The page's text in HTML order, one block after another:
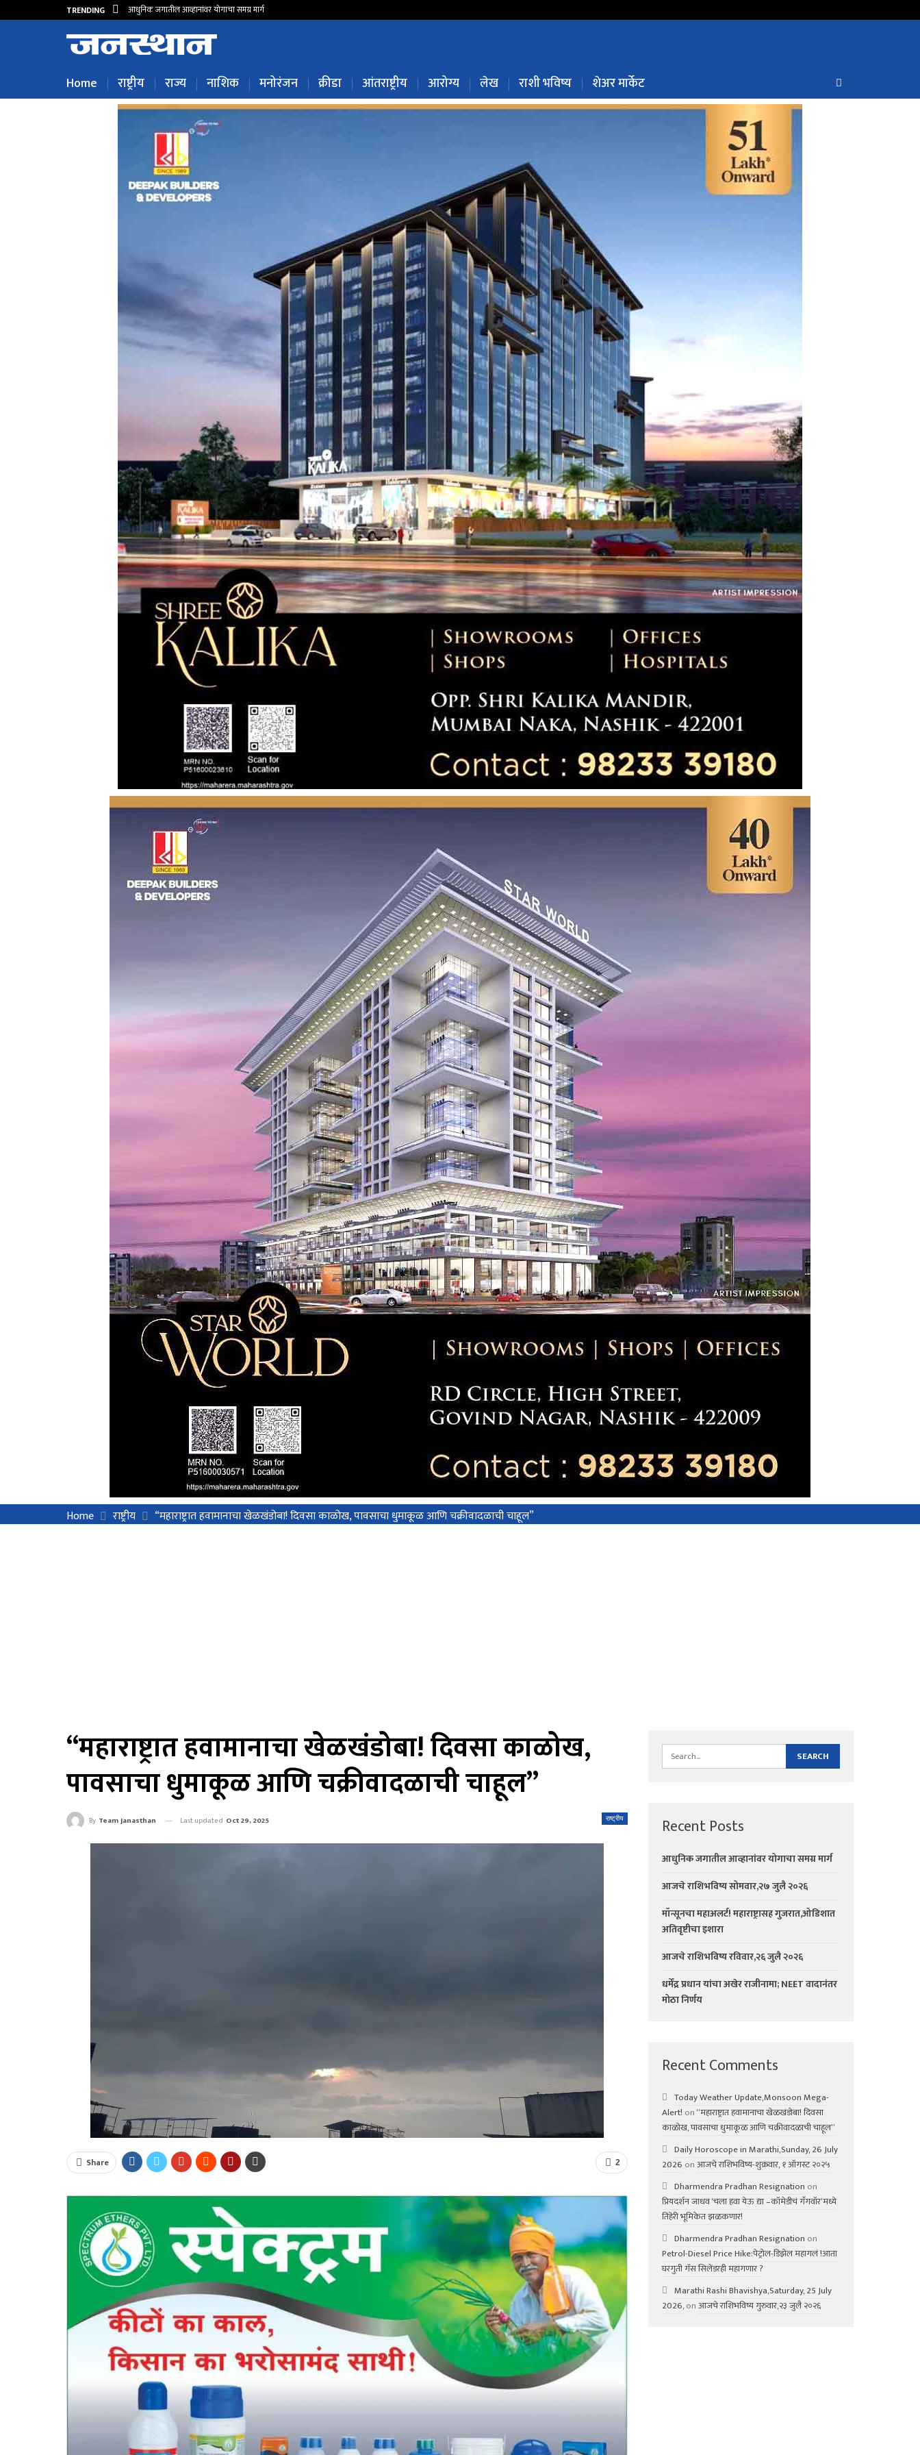
TRENDING आधुनिक जगातील आव्हानांवर योगाचा समग्र मार्ग
Home राष्ट्रीय राज्य नाशिक मनोरंजन क्रीडा आंतराष्ट्रीय आरोग्य लेख राशी भविष्य शेअर मार्केट
Home राष्ट्रीय “महाराष्ट्रात हवामानाचा खेळखंडोबा! दिवसा काळोख, पावसाचा धुमाकूळ आणि चक्रीवादळाची चाहूल”
“महाराष्ट्रात हवामानाचा खेळखंडोबा! दिवसा काळोख,
पावसाचा धुमाकूळ आणि चक्रीवादळाची चाहूल”
राष्ट्रीय
By Team Janasthan Last updated Oct 29, 2025
2
Share
Recent Posts
आधुनिक जगातील आव्हानांवर योगाचा समग्र मार्ग
आजचे राशिभविष्य सोमवार,२७ जुलै २०२६
मॉन्सूनचा महाअलर्ट! महाराष्ट्रासह गुजरात,ओडिशात
अतिवृष्टीचा इशारा
आजचे राशिभविष्य रविवार,२६ जुलै २०२६
धर्मेंद्र प्रधान यांचा अखेर राजीनामा; NEET वादानंतर
मोठा निर्णय
Recent Comments
Today Weather Update,Monsoon Mega-
Alert! on“महाराष्ट्रात हवामानाचा खेळखंडोबा! दिवसा
काळोख, पावसाचा धुमाकूळ आणि चक्रीवादळाची चाहूल”
Daily Horoscope in Marathi,Sunday, 26 July
2026 onआजचे राशिभविष्य-शुक्रवार, १ ऑगस्ट २०२५
Dharmendra Pradhan Resignation on
प्रियदर्शन जाधव ‘चला हवा येऊ द्या –कॉमेडीचं गॅंगवॉर’मध्ये
तिहेरी भूमिकेत झळकणार!
Dharmendra Pradhan Resignation on
Petrol-Diesel Price Hike:पेट्रोल-डिझेल महागलं !आता
घरगुती गॅस सिलेंडरही महागणार ?
Marathi Rashi Bhavishya,Saturday, 25 July
2026,onआजचे राशिभविष्य गुरुवार,२३ जुलै २०२६